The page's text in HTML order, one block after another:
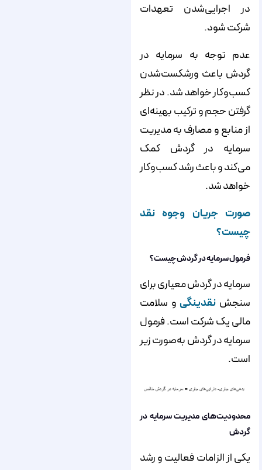
در اجرایی‌شدن تعهدات
شرکت شود.
عدم توجه به سرمایه در
گردش باعث ورشکست‌شدن
کسب‌وکار خواهد شد. در نظر
گرفتن حجم و ترکیب بهینه‌ای
از منابع و مصارف به مدیریت
سرمایه در گردش کمک
می‌کند و باعث رشد کسب‌وکار
خواهد شد.
صورت جریان وجوه نقد
چیست؟
فرمول سرمایه در گردش چیست؟
سرمایه در گردش معیاری برای
سنجش نقدینگی و سلامت
مالی یک شرکت است. فرمول
سرمایه در گردش به‌صورت زیر
است.
محدودیت‌های مدیریت سرمایه در
گردش
یکی از الزامات فعالیت و رشد